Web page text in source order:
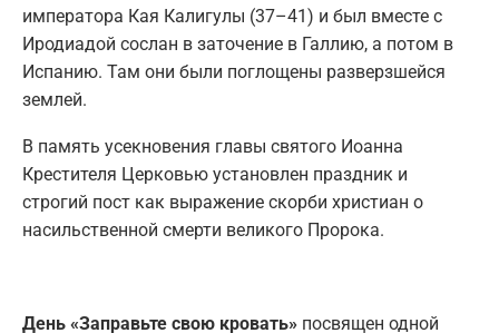
императора Кая Калигулы (37–41) и был вместе с
Иродиадой сослан в заточение в Галлию, а потом в
Испанию. Там они были поглощены разверзшейся
землей.
В память усекновения главы святого Иоанна
Крестителя Церковью установлен праздник и
строгий пост как выражение скорби христиан о
насильственной смерти великого Пророка.
День «Заправьте свою кровать» посвящен одной